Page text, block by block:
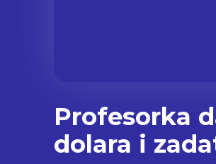
Profesorka
dolara i